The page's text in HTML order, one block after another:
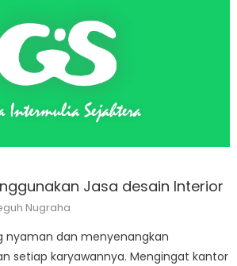
Jasa desain Interior
Nugraha
nyaman dan menyenangkan
setiap karyawannya. Mengingat kantor